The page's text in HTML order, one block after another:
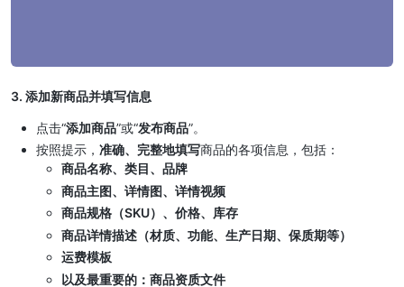
3. 添加新商品并填写信息
点击“添加商品”或“发布商品”。
按照提示， 准确、完整地填写商品的各项信息，包括：
商品名称、类目、品牌
商品主图、详情图、详情视频
商品规格（SKU）、价格、库存
商品详情描述（材质、功能、生产日期、保质期等）
运费模板
以及最重要的：商品资质文件